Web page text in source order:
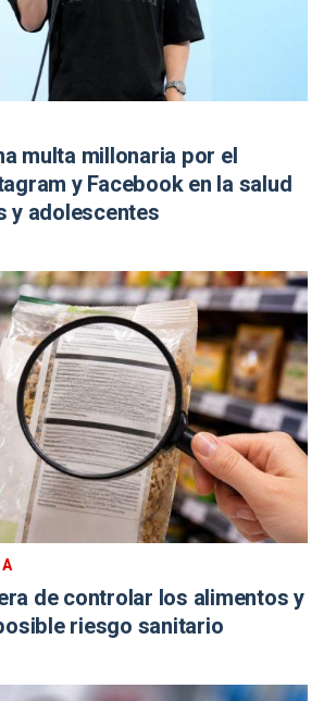
multa millonaria por el
y Facebook en la salud
y adolescentes
de controlar los alimentos y
riesgo sanitario